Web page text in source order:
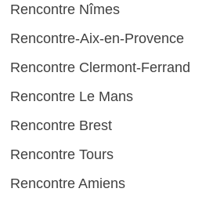
Rencontre Nîmes
Rencontre-Aix-en-Provence
Rencontre Clermont-Ferrand
Rencontre Le Mans
Rencontre Brest
Rencontre Tours
Rencontre Amiens